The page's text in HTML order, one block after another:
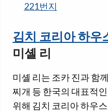
221번지
김치 코리아 하우
미셸 리
미셸 리는 조카 진과 함
찌개 등 한국의 대표적
위해 김치 코리아 하우